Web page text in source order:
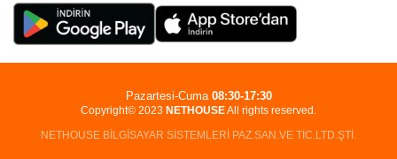
Copyright© 2023 NETHOUSEAll rights reserved.
NETHOUSE BİLGİSAYAR SİSTEMLERİ PAZ.SAN.VE TİC.LTD.ŞTİ.
Pazartesi-Cuma 08:30-17:30